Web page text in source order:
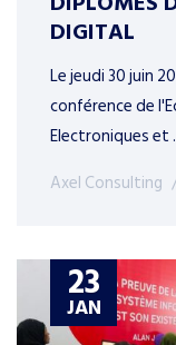
DIGITAL
Le jeudi 30 juin
conférence de
Electroniques et
Axel Consulting
23
JAN